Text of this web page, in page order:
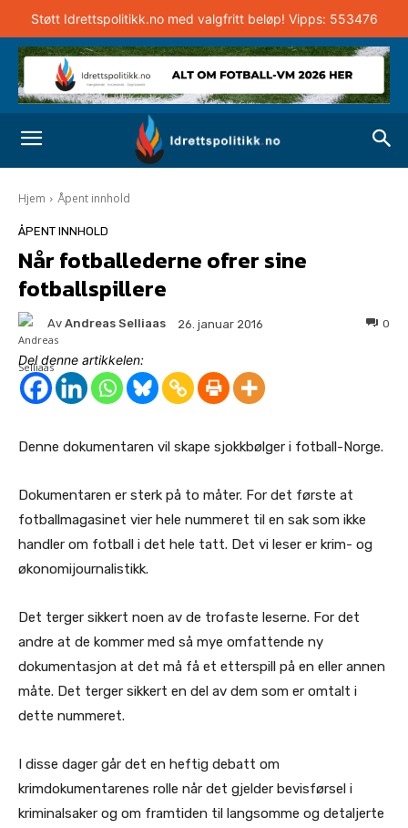
Støtt Idrettspolitikk.no med valgfritt beløp! Vipps: 553476
Hjem Åpent innhold
ÅPENT INNHOLD
Når fotballederne ofrer sine
fotballspillere
Av Andreas Selliaas 26. januar 2016 0
Del denne artikkelen:
Denne dokumentaren vil skape sjokkbølger i fotball-Norge.
Dokumentaren er sterk på to måter. For det første at
fotballmagasinet vier hele nummeret til en sak som ikke
handler om fotball i det hele tatt. Det vi leser er krim- og
økonomijournalistikk.
Det terger sikkert noen av de trofaste leserne. For det
andre at de kommer med så mye omfattende ny
dokumentasjon at det må få et etterspill på en eller annen
måte. Det terger sikkert en del av dem som er omtalt i
dette nummeret.
I disse dager går det en heftig debatt om
krimdokumentarenes rolle når det gjelder bevisførsel i
kriminalsaker og om framtiden til langsomme og detaljerte